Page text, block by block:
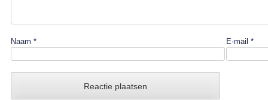
Naam * E-mail *